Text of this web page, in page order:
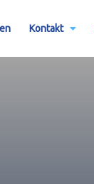
Kontakt